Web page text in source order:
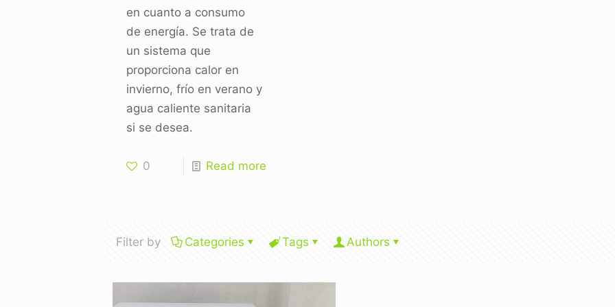
en cuanto a consumo
de energía. Se trata de
un sistema que
proporciona calor en
invierno, frío en verano y
agua caliente sanitaria
si se desea.
0 Read more
Filter by Categories Tags Authors